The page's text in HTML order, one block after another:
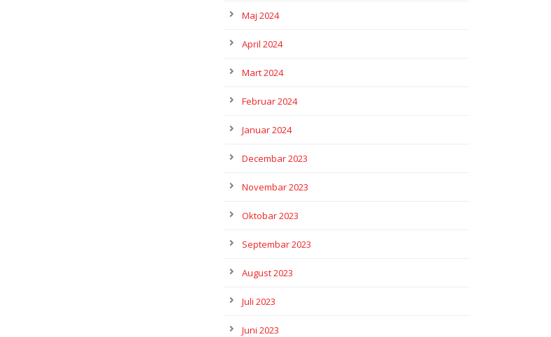
Maj 2024
April 2024
Mart 2024
Februar 2024
Januar 2024
Decembar 2023
Novembar 2023
Oktobar 2023
Septembar 2023
August 2023
Juli 2023
Juni 2023